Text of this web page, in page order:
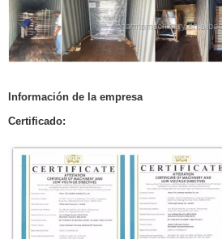
Información de la empresa
Certificado: